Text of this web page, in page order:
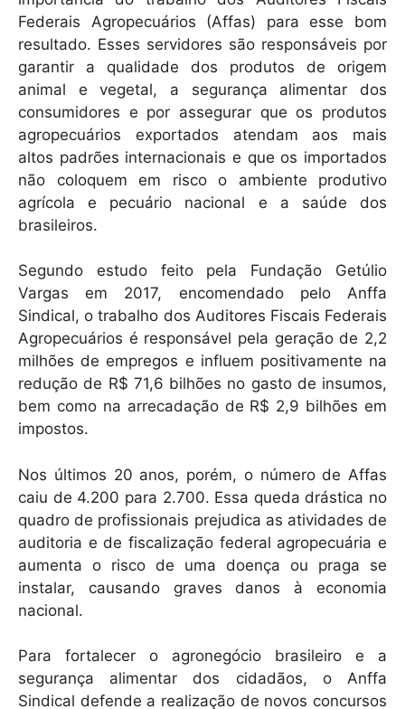
Federais Agropecuários (Affas) para esse bom
resultado. Esses servidores são responsáveis por
garantir a qualidade dos produtos de origem
animal e vegetal, a segurança alimentar dos
consumidores e por assegurar que os produtos
agropecuários exportados atendam aos mais
altos padrões internacionais e que os importados
não coloquem em risco o ambiente produtivo
agrícola e pecuário nacional e a saúde dos
brasileiros.
Segundo estudo feito pela Fundação Getúlio
Vargas em 2017, encomendado pelo Anffa
Sindical, o trabalho dos Auditores Fiscais Federais
Agropecuários é responsável pela geração de 2,2
milhões de empregos e influem positivamente na
redução de R$ 71,6 bilhões no gasto de insumos,
bem como na arrecadação de R$ 2,9 bilhões em
impostos.
Nos últimos 20 anos, porém, o número de Affas
caiu de 4.200 para 2.700. Essa queda drástica no
quadro de profissionais prejudica as atividades de
auditoria e de fiscalização federal agropecuária e
aumenta o risco de uma doença ou praga se
instalar, causando graves danos à economia
nacional.
Para fortalecer o agronegócio brasileiro e a
segurança alimentar dos cidadãos, o Anffa
Sindical defende a realização de novos concursos